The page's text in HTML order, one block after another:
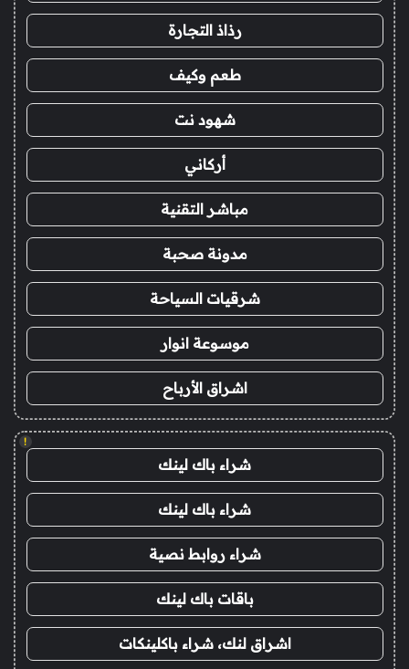
رذاذ التجارة
طعم وكيف
شهود نت
أركاني
مباشر التقنية
مدونة صحبة
شرقيات السياحة
موسوعة انوار
اشراق الأرباح
!
شراء باك لينك
شراء باك لينك
شراء روابط نصية
باقات باك لينك
اشراق لنك، شراء باكلينكات